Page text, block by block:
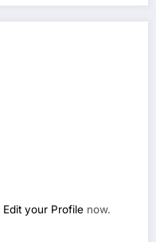
Edit your Profile now.